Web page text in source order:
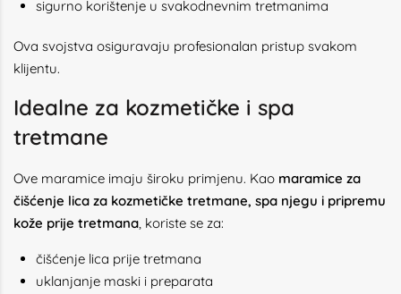
sigurno korištenje u svakodnevnim tretmanima
Ova svojstva osiguravaju profesionalan pristup svakom
klijentu.
Idealne za kozmetičke i spa
tretmane
Ove maramice imaju široku primjenu. Kao maramice za
čišćenje lica za kozmetičke tretmane, spa njegu i pripremu
kože prije tretmana, koriste se za:
čišćenje lica prije tretmana
uklanjanje maski i preparata